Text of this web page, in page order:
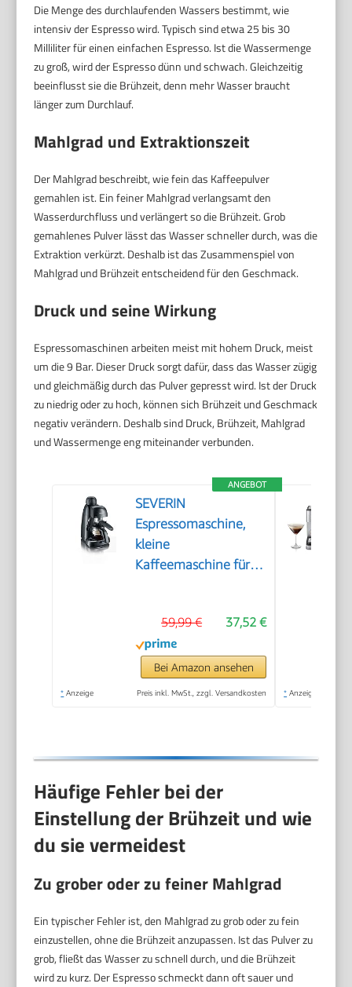
Die Menge des durchlaufenden Wassers bestimmt, wie
intensiv der Espresso wird. Typisch sind etwa 25 bis 30
Milliliter für einen einfachen Espresso. Ist die Wassermenge
zu groß, wird der Espresso dünn und schwach. Gleichzeitig
beeinflusst sie die Brühzeit, denn mehr Wasser braucht
länger zum Durchlauf.
Mahlgrad und Extraktionszeit
Der Mahlgrad beschreibt, wie fein das Kaffeepulver
gemahlen ist. Ein feiner Mahlgrad verlangsamt den
Wasserdurchfluss und verlängert so die Brühzeit. Grob
gemahlenes Pulver lässt das Wasser schneller durch, was die
Extraktion verkürzt. Deshalb ist das Zusammenspiel von
Mahlgrad und Brühzeit entscheidend für den Geschmack.
Druck und seine Wirkung
Espressomaschinen arbeiten meist mit hohem Druck, meist
um die 9 Bar. Dieser Druck sorgt dafür, dass das Wasser zügig
und gleichmäßig durch das Pulver gepresst wird. Ist der Druck
zu niedrig oder zu hoch, können sich Brühzeit und Geschmack
negativ verändern. Deshalb sind Druck, Brühzeit, Mahlgrad
und Wassermenge eng miteinander verbunden.
ANGEBOT
SEVERIN
Espressomaschine,
kleine
Kaffeemaschine für
Kaffeemaschine mit
Milchschäumer für
Kaffee-Milch-
Spezialitäten, ideal für
37,52 €
59,99 €
Bei Amazon ansehen
* Anzeige Preis inkl. MwSt., zzgl. Versandkosten * Anzeige
Häufige Fehler bei der
Einstellung der Brühzeit und wie
du sie vermeidest
Zu grober oder zu feiner Mahlgrad
Ein typischer Fehler ist, den Mahlgrad zu grob oder zu fein
einzustellen, ohne die Brühzeit anzupassen. Ist das Pulver zu
grob, fließt das Wasser zu schnell durch, und die Brühzeit
wird zu kurz. Der Espresso schmeckt dann oft sauer und